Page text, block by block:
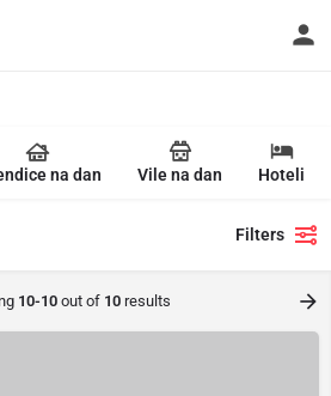
na dan Vile na dan Hoteli
Filters
10-10 out of 10 results